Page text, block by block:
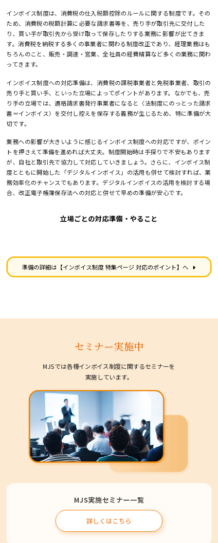
インボイス制度は、消費税の仕入税額控除のルールに関する制度です。その
ため、消費税の税額計算に必要な請求書等を、売り手が取引先に交付した
り、買い手が取引先から受け取って保存したりする業務に影響が出てきま
す。消費税を納税する多くの事業者に関わる制度改正であり、経理業務はも
ちろんのこと、販売・調達・営業、全社員の経費精算など多くの業務に関わ
ってきます。
インボイス制度への対応準備は、消費税の課税事業者と免税事業者、取引の
売り手と買い手、といった立場によってポイントがあります。なかでも、売
り手の立場では、適格請求書発行事業者になると〈法制度にのっとった請求
書＝インボイス〉を交付し控えを保存する義務が生じるため、特に準備が大
切です。
業務への影響が大きいように感じるインボイス制度への対応ですが、ポイン
トを押さえて準備を進めれば大丈夫。制度開始時は手探りで不安もあります
が、自社と取引先で協力して対応していきましょう。さらに、インボイス制
度とともに開始した「デジタルインボイス」の活用も併せて検討すれば、業
務効率化のチャンスでもあります。デジタルインボイスの活用を検討する場
合、改正電子帳簿保存法への対応と併せて早めの準備が安心です。
立場ごとの対応準備・やること
準備の詳細は【インボイス制度 特集ページ 対応のポイント】へ
セミナー実施中
MJSでは各種インボイス制度に関するセミナーを
実施しています。
MJS実施セミナー一覧
詳しくはこちら